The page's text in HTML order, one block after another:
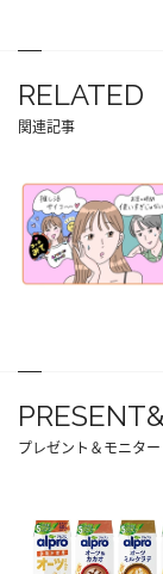
RELATED
関連記事
プレゼント＆モニター